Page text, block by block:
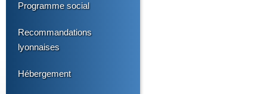
Programme social
Recommandations
lyonnaises
Hébergement